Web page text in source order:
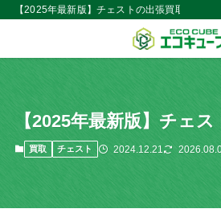
【2025年最新版】チェストの出張買取 | 仙台
【2025年最新版】チェ
買取 チェスト 2024.12.21